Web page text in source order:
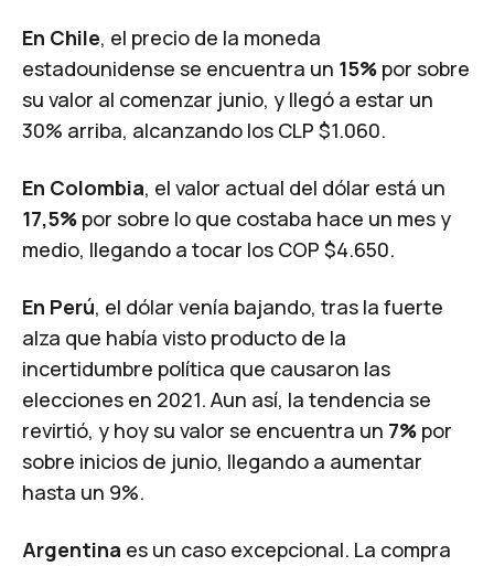
En Chile, el precio de la moneda
estadounidense se encuentra un 15% por sobre
su valor al comenzar junio, y llegó a estar un
30% arriba, alcanzando los CLP $1.060.
En Colombia, el valor actual del dólar está un
17,5% por sobre lo que costaba hace un mes y
medio, llegando a tocar los COP $4.650.
En Perú, el dólar venía bajando, tras la fuerte
alza que había visto producto de la
incertidumbre política que causaron las
elecciones en 2021. Aun así, la tendencia se
revirtió, y hoy su valor se encuentra un 7% por
sobre inicios de junio, llegando a aumentar
hasta un 9%.
Argentina es un caso excepcional. La compra